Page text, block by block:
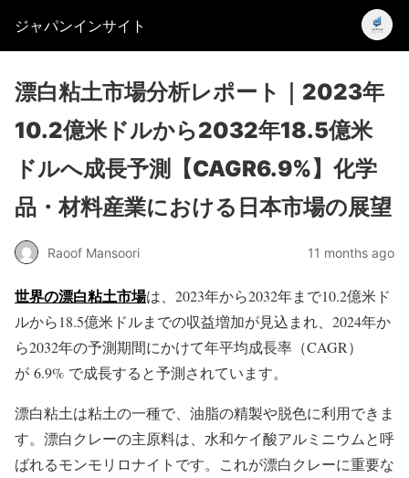
ジャパンインサイト
漂白粘土市場分析レポート｜2023年
10.2億米ドルから2032年18.5億米
ドルへ成長予測【CAGR6.9%】化学
品・材料産業における日本市場の展望
Raoof Mansoori 11 months ago
世界の漂白粘土市場は、2023年から2032年まで10.2億米ド
ルから18.5億米ドルまでの収益増加が見込まれ、2024年か
ら2032年の予測期間にかけて年平均成長率（CAGR）
が 6.9% で成長すると予測されています。
漂白粘土は粘土の一種で、油脂の精製や脱色に利用できま
す。漂白クレーの主原料は、水和ケイ酸アルミニウムと呼
ばれるモンモリロナイトです。これが漂白クレーに重要な